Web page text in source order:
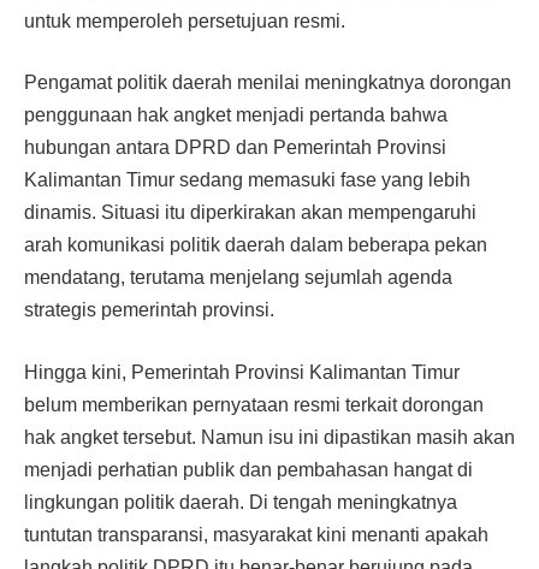
untuk memperoleh persetujuan resmi.
Pengamat politik daerah menilai meningkatnya dorongan
penggunaan hak angket menjadi pertanda bahwa
hubungan antara DPRD dan Pemerintah Provinsi
Kalimantan Timur sedang memasuki fase yang lebih
dinamis. Situasi itu diperkirakan akan mempengaruhi
arah komunikasi politik daerah dalam beberapa pekan
mendatang, terutama menjelang sejumlah agenda
strategis pemerintah provinsi.
Hingga kini, Pemerintah Provinsi Kalimantan Timur
belum memberikan pernyataan resmi terkait dorongan
hak angket tersebut. Namun isu ini dipastikan masih akan
menjadi perhatian publik dan pembahasan hangat di
lingkungan politik daerah. Di tengah meningkatnya
tuntutan transparansi, masyarakat kini menanti apakah